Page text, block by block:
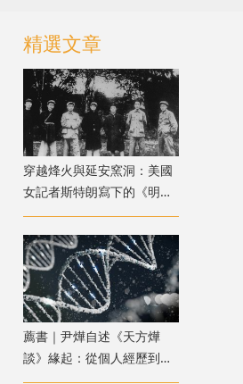
精選文章
穿越烽火與延安窯洞：美國
女記者斯特朗寫下的《明日
中國》
薦書｜尹燁自述《天方燁
談》緣起：從個人經歷到生
命科學普及